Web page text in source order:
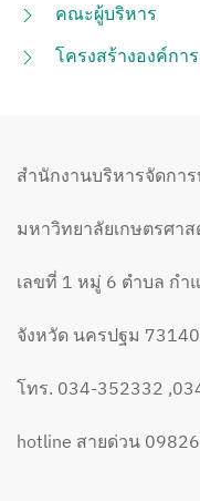
คณะผู้บริหาร
โครงสร้างองค์กา
สำนักงานบริหารจัดกา
มหาวิทยาลัยเกษตรศา
เลขที่ 1 หมู่ 6 ตำบล กำ
จังหวัด นครปฐม 73140
โทร. 034-352332
hotline สายด่วน